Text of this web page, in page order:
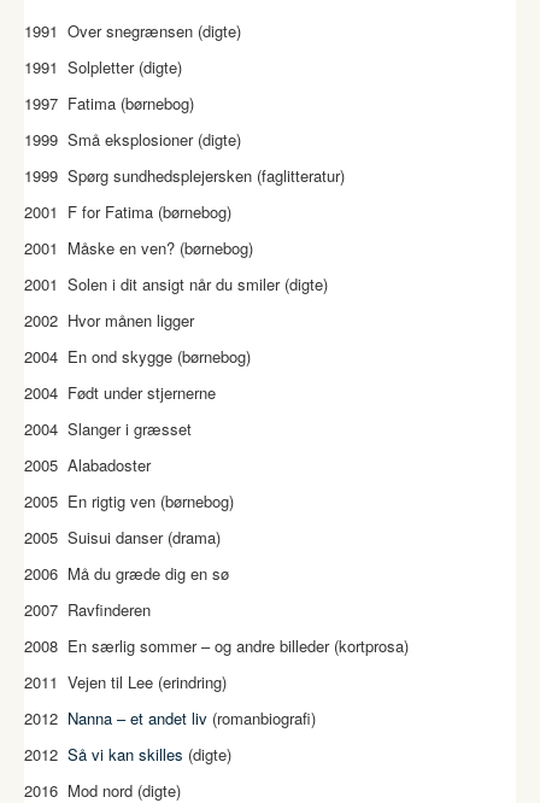
1991 Over snegrænsen (digte)
1991 Solpletter (digte)
1997 Fatima (børnebog)
1999 Små eksplosioner (digte)
1999 Spørg sundhedsplejersken (faglitteratur)
2001 F for Fatima (børnebog)
2001 Måske en ven? (børnebog)
2001 Solen i dit ansigt når du smiler (digte)
2002 Hvor månen ligger
2004 En ond skygge (børnebog)
2004 Født under stjernerne
2004 Slanger i græsset
2005 Alabadoster
2005 En rigtig ven (børnebog)
2005 Suisui danser (drama)
2006 Må du græde dig en sø
2007 Ravfinderen
2008 En særlig sommer – og andre billeder (kortprosa)
2011 Vejen til Lee (erindring)
2012 Nanna – et andet liv (romanbiografi)
2012 Så vi kan skilles (digte)
2016 Mod nord (digte)